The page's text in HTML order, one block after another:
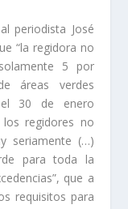
periodista José
“la regidora no
5 por
áreas verdes
30 de enero
regidores no
seriamente (…)
para toda la
que a
requisitos para